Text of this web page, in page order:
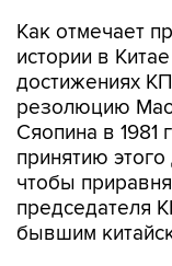
Как отмечает
истории в
достижениях
резолюцию Мао
Сяопина в 1981
принятию
чтобы
председателя
бывшим